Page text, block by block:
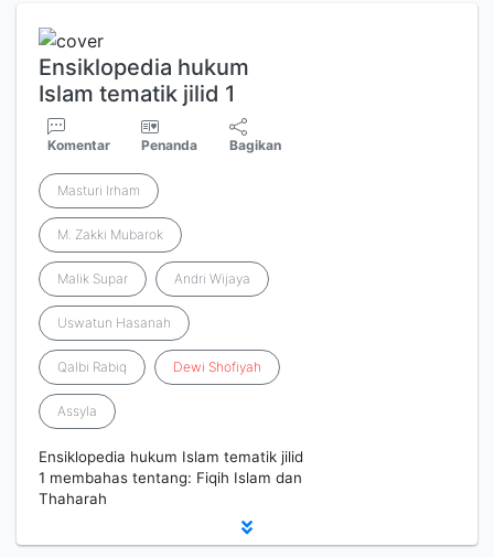
Ensiklopedia hukum
Islam tematik jilid 1
Komentar Penanda Bagikan
Masturi Irham
M. Zakki Mubarok
Malik Supar Andri Wijaya
Uswatun Hasanah
Qalbi Rabiq Dewi Shofiyah
Assyla
Ensiklopedia hukum Islam tematik jilid
1 membahas tentang: Fiqih Islam dan
Thaharah